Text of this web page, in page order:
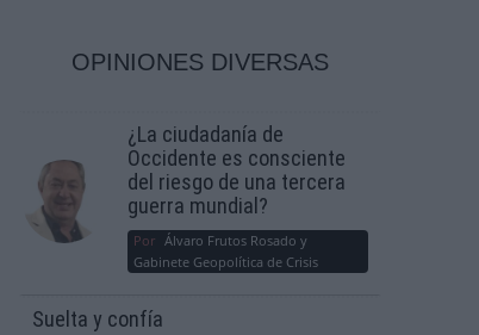
OPINIONES DIVERSAS
¿La ciudadanía de
Occidente es consciente
del riesgo de una tercera
guerra mundial?
Por Álvaro Frutos Rosado y
Gabinete Geopolítica de Crisis
Suelta y confía